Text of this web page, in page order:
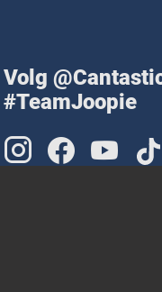
Volg
#TeamJoopie